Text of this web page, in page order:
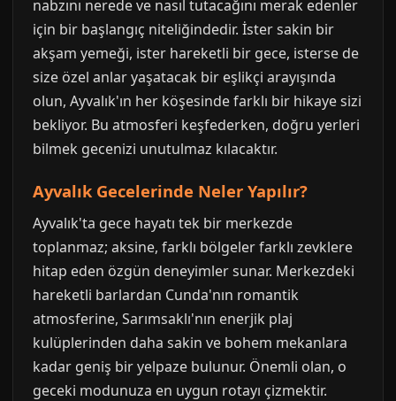
nabzını nerede ve nasıl tutacağını merak edenler
için bir başlangıç niteliğindedir. İster sakin bir
akşam yemeği, ister hareketli bir gece, isterse de
size özel anlar yaşatacak bir eşlikçi arayışında
olun, Ayvalık'ın her köşesinde farklı bir hikaye sizi
bekliyor. Bu atmosferi keşfederken, doğru yerleri
bilmek gecenizi unutulmaz kılacaktır.
Ayvalık Gecelerinde Neler Yapılır?
Ayvalık'ta gece hayatı tek bir merkezde
toplanmaz; aksine, farklı bölgeler farklı zevklere
hitap eden özgün deneyimler sunar. Merkezdeki
hareketli barlardan Cunda'nın romantik
atmosferine, Sarımsaklı'nın enerjik plaj
kulüplerinden daha sakin ve bohem mekanlara
kadar geniş bir yelpaze bulunur. Önemli olan, o
geceki modunuza en uygun rotayı çizmektir.